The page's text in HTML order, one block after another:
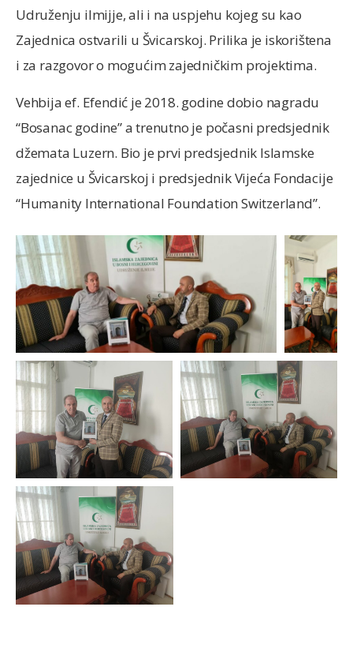
Udruženju ilmijje, ali i na uspjehu kojeg su kao
Zajednica ostvarili u Švicarskoj. Prilika je iskorištena
i za razgovor o mogućim zajedničkim projektima.
Vehbija ef. Efendić je 2018. godine dobio nagradu
“Bosanac godine” a trenutno je počasni predsjednik
džemata Luzern. Bio je prvi predsjednik Islamske
zajednice u Švicarskoj i predsjednik Vijeća Fondacije
“Humanity International Foundation Switzerland”.